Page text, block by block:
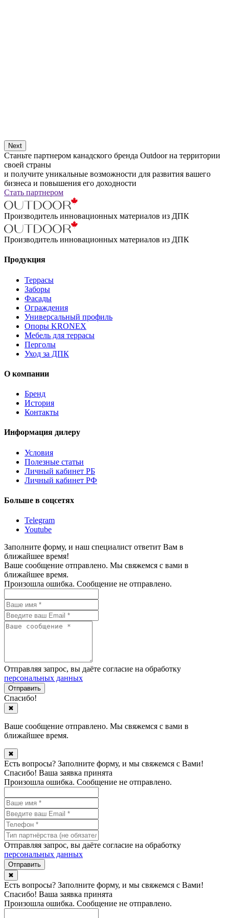
Next
Станьте партнером канадского бренда Outdoor на территории
своей страны
и получите уникальные возможности для развития вашего
бизнеса и повышения его доходности
Стать партнером
Производитель инновационных материалов из ДПК
Производитель инновационных материалов из ДПК
Продукция
Террасы
Заборы
Фасады
Ограждения
Универсальный профиль
Опоры KRONEX
Мебель для террасы
Перголы
Уход за ДПК
О компании
Бренд
История
Контакты
Информация дилеру
Условия
Полезные статьи
Личный кабинет РБ
Личный кабинет РФ
Больше в соцсетях
Telegram
Youtube
Заполните форму, и наш специалист ответит Вам в
ближайшее время!
Ваше сообщение отправлено. Мы свяжемся с вами в
ближайшее время.
Произошла ошибка. Сообщение не отправлено.
Отправляя запрос, вы даёте согласие на обработку
персональных данных
Спасибо!
✖
Ваше сообщение отправлено. Мы свяжемся с вами в
ближайшее время.
✖
Есть вопросы? Заполните форму, и мы свяжемся с Вами!
Спасибо! Ваша заявка принята
Произошла ошибка. Сообщение не отправлено.
Отправляя запрос, вы даёте согласие на обработку
персональных данных
✖
Есть вопросы? Заполните форму, и мы свяжемся с Вами!
Спасибо! Ваша заявка принята
Произошла ошибка. Сообщение не отправлено.